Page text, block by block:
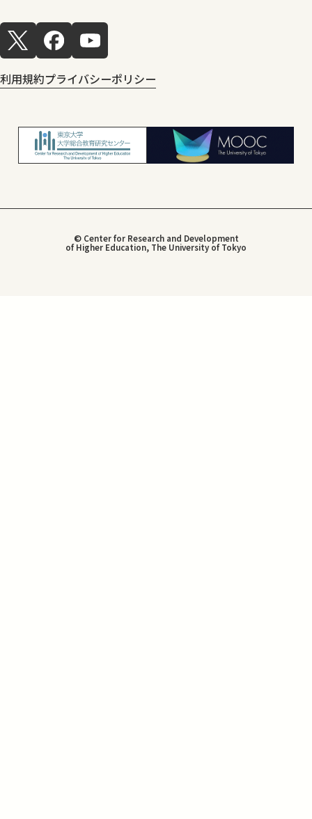
利用規約プライバシーポリシー
© Center for Research and Development
of Higher Education, The University of Tokyo